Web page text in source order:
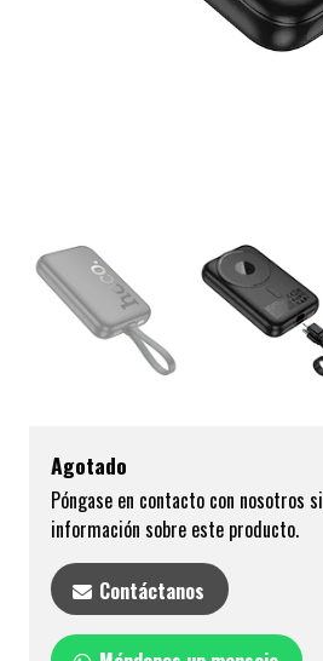
Agotado
Póngase en contacto con nosotros
información sobre este producto.
Contáctanos